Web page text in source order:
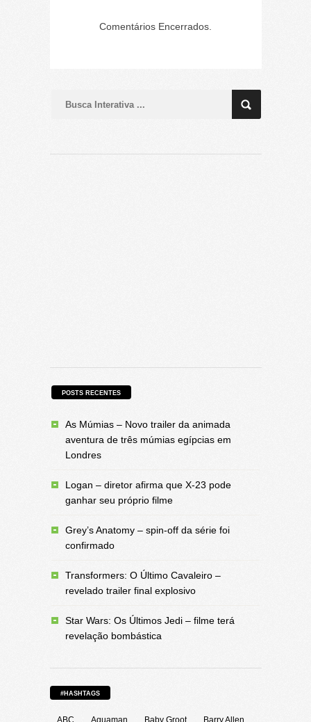
Comentários Encerrados.
POSTS RECENTES
As Múmias – Novo trailer da animada
aventura de três múmias egípcias em
Londres
Logan – diretor afirma que X-23 pode
ganhar seu próprio filme
Grey’s Anatomy – spin-off da série foi
confirmado
Transformers: O Último Cavaleiro –
revelado trailer final explosivo
Star Wars: Os Últimos Jedi – filme terá
revelação bombástica
#HASHTAGS
ABC Aquaman Baby Groot Barry Allen